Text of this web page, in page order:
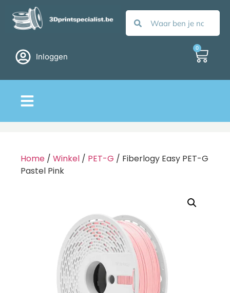
Inloggen
0
Home / Winkel / PET-G / Fiberlogy Easy PET-G
Pastel Pink